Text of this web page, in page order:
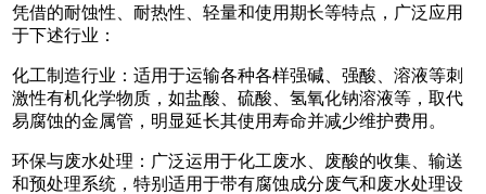
凭借的耐蚀性、耐热性、轻量和使用期长等特点，广泛应用
于下述行业：
化工制造行业：适用于运输各种各样强碱、强酸、溶液等刺
激性有机化学物质，如盐酸、硫酸、氢氧化钠溶液等，取代
易腐蚀的金属管，明显延长其使用寿命并减少维护费用。
环保与废水处理：广泛运用于化工废水、废酸的收集、输送
和预处理系统，特别适用于带有腐蚀成分废气和废水处理设